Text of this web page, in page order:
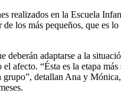
en la Escuela
los más pequeños, que es
adaptarse a la
“Ésta es la etapa
detallan Ana y